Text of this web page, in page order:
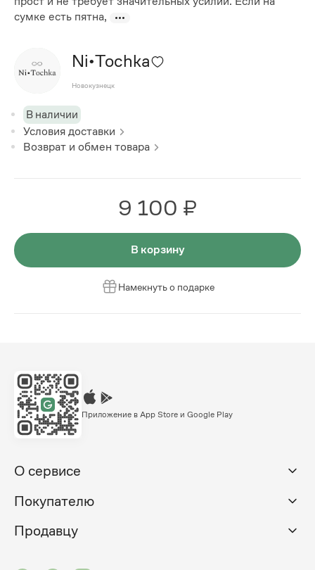
сумке есть пятна,
Ni•Tochka
Новокузнецк
В наличии
Условия доставки
Возврат и обмен товара
9 100 ₽
В корзину
Намекнуть о подарке
Приложение в App Store и Google Play
О сервисе
Покупателю
Продавцу